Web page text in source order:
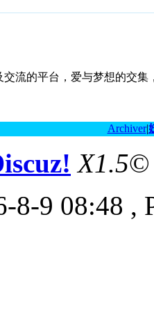
交流的平台，爱与梦想的交集
Archiver|
X1.5©
8-9 08:48 ,